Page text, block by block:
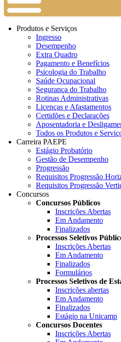
Produtos e Serviços
Ingresso
Desempenho
Extra Quadro
Pagamento e Benefícios
Psicologia do Trabalho
Saúde Ocupacional
Segurança do Trabalho
Rotinas Administrativas
Licenças e Afastamentos
Certidões e Declarações
Aposentadoria e
Todos os Produtos e
Carreira PAEPE
Estágio Probatório
Gestão de Desempenho
Progressão
Requisitos Progressão
Requisitos Progressão
Concursos
Concursos Públicos
Inscrições Abertas
Em Andamento
Finalizados
Processos Seletivos
Inscrições Abertas
Em Andamento
Finalizados
Formulários
Processos Seletivos de
Inscrições abertas
Em Andamento
Finalizados
Estágio na Unicamp
Concursos Docentes
Inscrições Abertas